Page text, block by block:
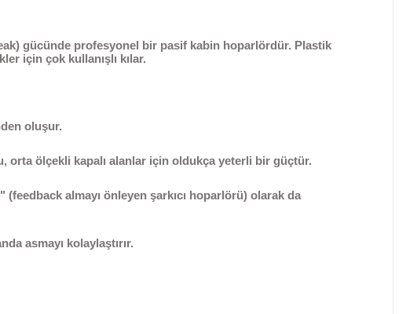
gücünde profesyonel bir pasif kabin hoparlördür. Plastik
için çok kullanışlı kılar.
oluşur.
orta ölçekli kapalı alanlar için oldukça yeterli bir güçtür.
(feedback almayı önleyen şarkıcı hoparlörü) olarak da
asmayı kolaylaştırır.